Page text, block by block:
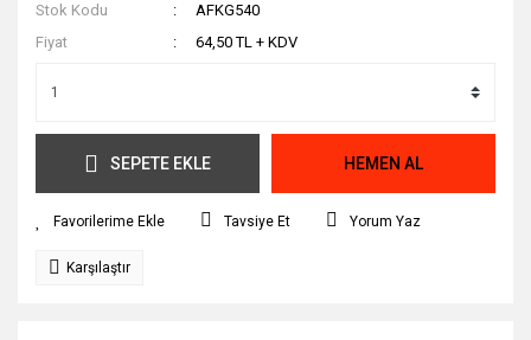
Stok Kodu
AFKG540
Fiyat
64,50 TL + KDV
SEPETE EKLE HEMEN AL
Tavsiye Et Yorum Yaz
Karşılaştır